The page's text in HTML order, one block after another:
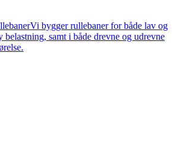
Vi bygger rullebaner for både lav og
belastning, samt i både drevne og udrevne